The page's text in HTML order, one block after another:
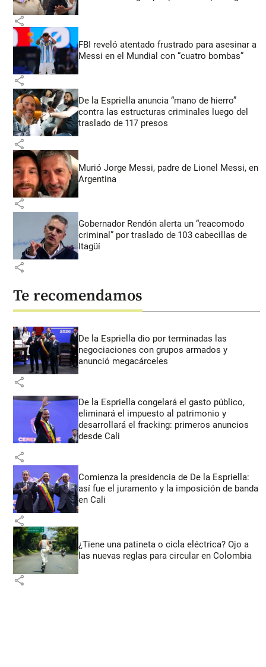
share
FBI reveló atentado frustrado para asesinar a
Messi en el Mundial con “cuatro bombas”
share
De la Espriella anuncia “mano de hierro”
contra las estructuras criminales luego del
traslado de 117 presos
share
Murió Jorge Messi, padre de Lionel Messi, en
Argentina
share
Gobernador Rendón alerta un “reacomodo
criminal” por traslado de 103 cabecillas de
Itagüí
share
Te recomendamos
De la Espriella dio por terminadas las
negociaciones con grupos armados y
anunció megacárceles
share
De la Espriella congelará el gasto público,
eliminará el impuesto al patrimonio y
desarrollará el fracking: primeros anuncios
desde Cali
share
Comienza la presidencia de De la Espriella:
así fue el juramento y la imposición de banda
en Cali
share
¿Tiene una patineta o cicla eléctrica? Ojo a
las nuevas reglas para circular en Colombia
share